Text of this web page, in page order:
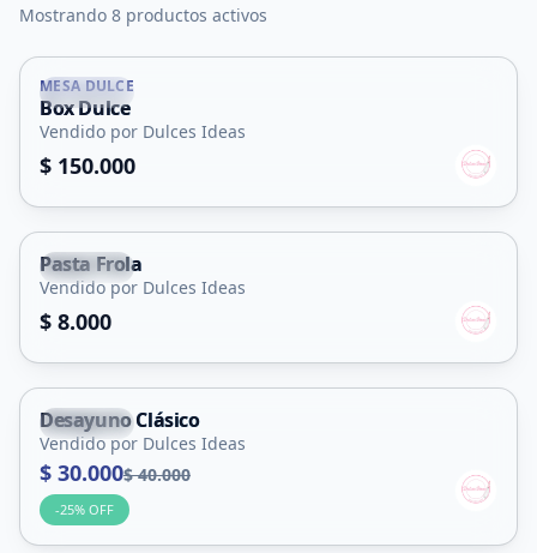
Mostrando 8 productos activos
Capital
Servicio
MESA DULCE
Box Dulce
Vendido por Dulces Ideas
$ 150.000
Capital
Pasta Frola
Vendido por Dulces Ideas
$ 8.000
Capital
Desayuno Clásico
Vendido por Dulces Ideas
$ 30.000$ 40.000
-25% OFF